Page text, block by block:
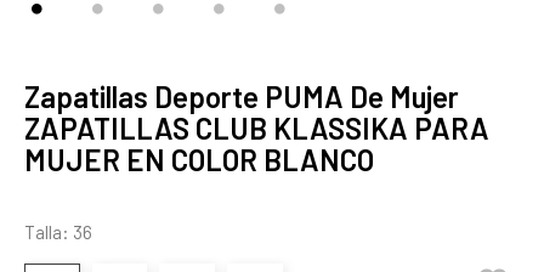
Zapatillas Deporte PUMA De Mujer
ZAPATILLAS CLUB KLASSIKA PARA
MUJER EN COLOR BLANCO
Talla: 36